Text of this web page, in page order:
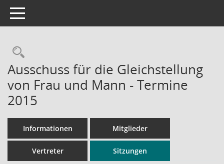
Toggle navigation
Rechercheauswahl
Ausschuss für die Gleichstellung
von Frau und Mann - Termine
2015
Informationen Mitglieder
Vertreter Sitzungen